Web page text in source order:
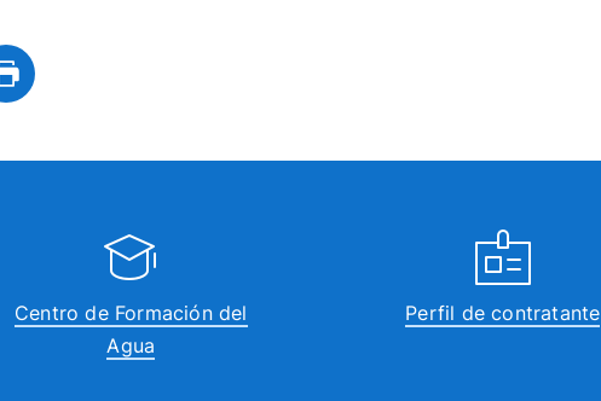
Centro de Formación del
Agua
Perfil de contratante